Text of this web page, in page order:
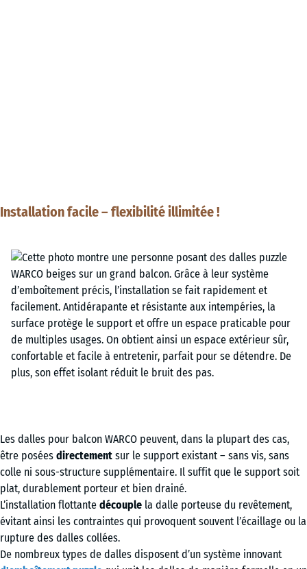
Installation facile – flexibilité illimitée !
Les dalles pour balcon WARCO peuvent, dans la plupart des cas,
être posées directement sur le support existant – sans vis, sans
colle ni sous-structure supplémentaire. Il suffit que le support soit
plat, durablement porteur et bien drainé.
L’installation flottante découple la dalle porteuse du revêtement,
évitant ainsi les contraintes qui provoquent souvent l’écaillage ou la
rupture des dalles collées.
De nombreux types de dalles disposent d’un système innovant